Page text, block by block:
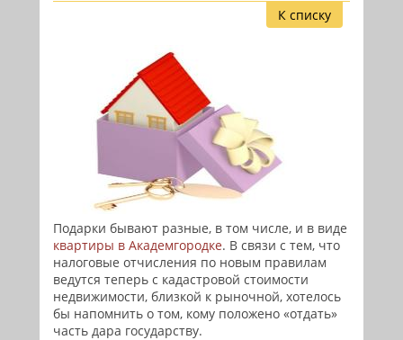
К списку
Подарки бывают разные, в том числе, и в виде
квартиры в Академгородке. В связи с тем, что
налоговые отчисления по новым правилам
ведутся теперь с кадастровой стоимости
недвижимости, близкой к рыночной, хотелось
бы напомнить о том, кому положено «отдать»
часть дара государству.